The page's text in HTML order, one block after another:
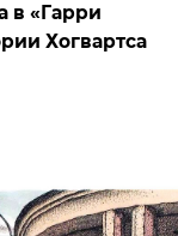
в «Гарри
Хогвартса